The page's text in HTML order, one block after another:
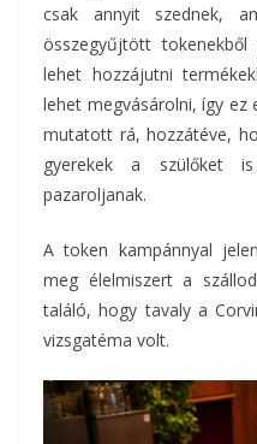
csak annyit szednek,
összegyűjtött
lehet hozzájutni
lehet megvásárolni, így ez
mutatott rá, hozzátéve,
gyerekek a szülőket
pazaroljanak.
A token kampánnyal
meg élelmiszert a
találó, hogy tavaly a
vizsgatéma volt.